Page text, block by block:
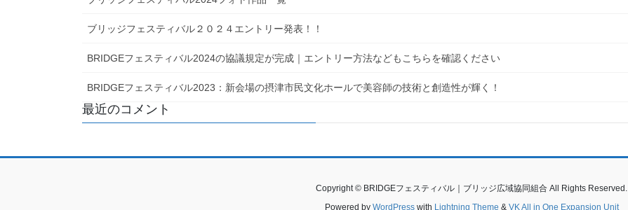
ブリッジフェスティバル２０２４エントリー発表！！
BRIDGEフェスティバル2024の協議規定が完成｜エントリー方法などもこちらを確認ください
BRIDGEフェスティバル2023：新会場の摂津市民文化ホールで美容師の技術と創造性が輝く！
最近のコメント
Copyright © BRIDGEフェスティバル｜ブリッジ広域協同組合 All Rights Reserved.
Powered by WordPresswith Lightning Theme & VK All in One Expansion Unit